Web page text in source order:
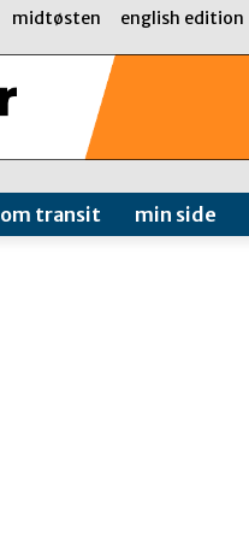
midtøsten english edition
om transit min side